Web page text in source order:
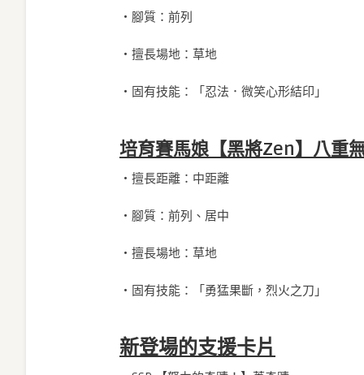
・腳質：前列
・擅長場地：草地
・固有技能：「忍法．微笑心形結印」
培育賽馬娘【黑將Zen】八重
・擅長距離：中距離
・腳質：前列、居中
・擅長場地：草地
・固有技能：「勇猛果斷，烈火之刀」
新登場的支援卡片